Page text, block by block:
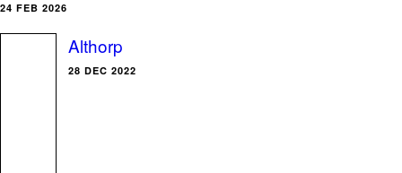
24 FEB 2026
Althorp
28 DEC 2022